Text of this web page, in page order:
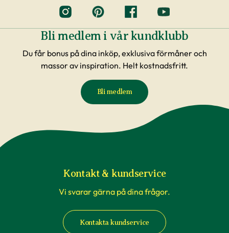
Bli medlem i vår kundklubb
Du får bonus på dina inköp, exklusiva förmåner och
massor av inspiration. Helt kostnadsfritt.
Bli medlem
Kontakt & kundservice
Vi svarar gärna på dina frågor.
Kontakta kundservice